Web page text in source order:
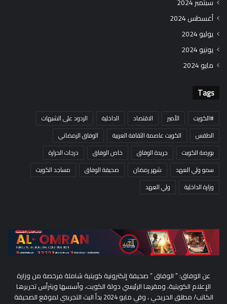
أغسطس 2024
يوليو 2024
يونيو 2024
مايو 2024
Tags
#الكويت الأمير الاقتصاد الداخلية
الردود على الشبهات
الطقس
الكويت عاصمة الثقافة العربية
الوفاق الرمضاني
بورصة الكويت
جريدة الوفاق خاص الوفاق
درجات الحرارة
سمو ولي العهد
شهر رمضان صحيفة الوفاق
مساجد الكويت
وزارة الداخلية
ولي العهد
عن الوفاق: ” الوفاق ” صحيفة إلكترونية كويتية شاملة مرخصة من وزارة
الإعلام الكويتية، ومقرها الرئيسي دولة الكويت، وأسسها ويترأس تحريرها
الكاتب/ مطلق الحريجي ، وفي مايو 2024 بدأ البث التجريبي لموقع الصحيفة